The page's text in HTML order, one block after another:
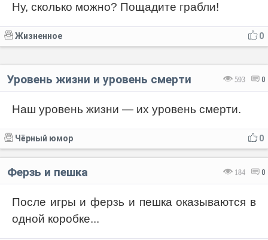
Ну, сколько можно? Пощадите грабли!
0
Жизненное
593 0
Уровень жизни и уровень смерти
Наш уровень жизни — их уровень смерти.
0
Чёрный юмор
184 0
Ферзь и пешка
После игры и ферзь и пешка оказываются в
одной коробке...